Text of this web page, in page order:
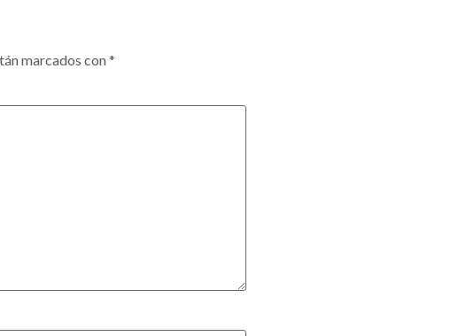
marcados con*